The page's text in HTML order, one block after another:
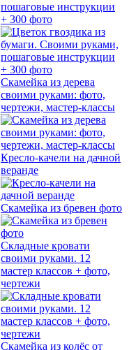
пошаговые инструкции
+ 300 фото
Скамейка из дерева
своими руками: фото,
чертежи, мастер-классы
Кресло-качели на дачной
веранде
Скамейка из бревен фото
Складные кровати
своими руками. 12
мастер классов + фото,
чертежи
Скамейка из колёс от